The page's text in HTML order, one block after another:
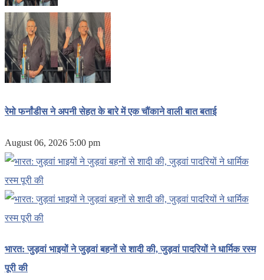
रेमो फर्नांडीस ने अपनी सेहत के बारे में एक चौंकाने वाली बात बताई
August 06, 2026 5:00 pm
भारत: जुड़वां भाइयों ने जुड़वां बहनों से शादी की, जुड़वां पादरियों ने धार्मिक रस्म
पूरी की